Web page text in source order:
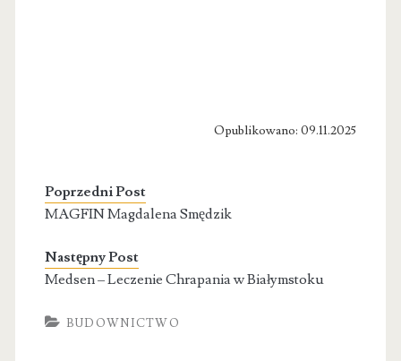
Opublikowano: 09.11.2025
Poprzedni Post
MAGFIN Magdalena Smędzik
Następny Post
Medsen – Leczenie Chrapania w Białymstoku
BUDOWNICTWO